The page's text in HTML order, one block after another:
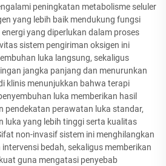
peningkatan metabolisme seluler
yang lebih baik mendukung fungsi
yang diperlukan dalam proses
sistem pengiriman oksigen ini
luka langsung, sekaligus
jangka panjang dan menurunkan
klinis menunjukkan bahwa terapi
luka memberikan hasil
pendekatan perawatan luka standar,
luka yang lebih tinggi serta kualitas
non-invasif sistem ini menghilangkan
bedah, sekaligus memberikan
guna mengatasi penyebab